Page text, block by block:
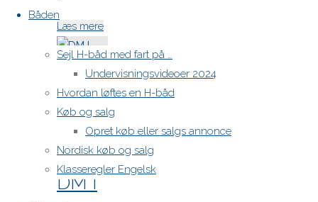
Båden
Sejl H-båd med fart på …
Undervisningsvideoer 2024
Hvordan løftes en H-båd
Køb og salg
Opret køb eller salgs annonce
Nordisk køb og salg
Klasseregler Engelsk
Læs mere"Indkaldelse
General
forsamling
2026"
7. juli 2025
Nyheder
DM I